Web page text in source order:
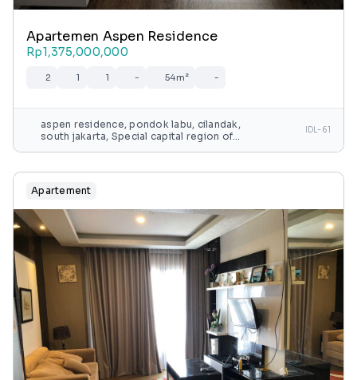
Apartemen Aspen Residence
Rp1,375,000,000
2 1 1 - 54m² -
aspen residence, pondok labu, cilandak,
south jakarta, Special capital region of
IDL-61
Apartement